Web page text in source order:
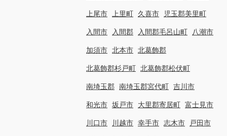
上尾市 上里町 久喜市 児玉郡美里町
入間市 入間郡 入間郡毛呂山町 八潮市
加須市 北本市 北葛飾郡
北葛飾郡杉戸町 北葛飾郡松伏町
南埼玉郡 南埼玉郡宮代町 吉川市
和光市 坂戸市 大里郡寄居町 富士見市
川口市 川越市 幸手市 志木市 戸田市